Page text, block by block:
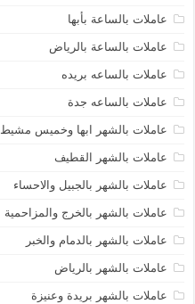
عاملات بالساعة بأبها
عاملات بالساعة بالرياض
عاملات بالساعه بريده
عاملات بالساعه جدة
عاملات بالشهر ابها وخميس مشيط
عاملات بالشهر القطيف
عاملات بالشهر بالجبيل والاحساء
عاملات بالشهر بالخرج والمزاحمية
عاملات بالشهر بالدمام والخبر
عاملات بالشهر بالرياض
عاملات بالشهر بريدة وعنيزة